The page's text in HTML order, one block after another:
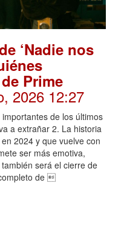
‘Nadie nos
Prime
2026 12:27
de los últimos
a extrañar 2. La historia
2024 y que vuelve con
ser más emotiva,
será el cierre de
de 